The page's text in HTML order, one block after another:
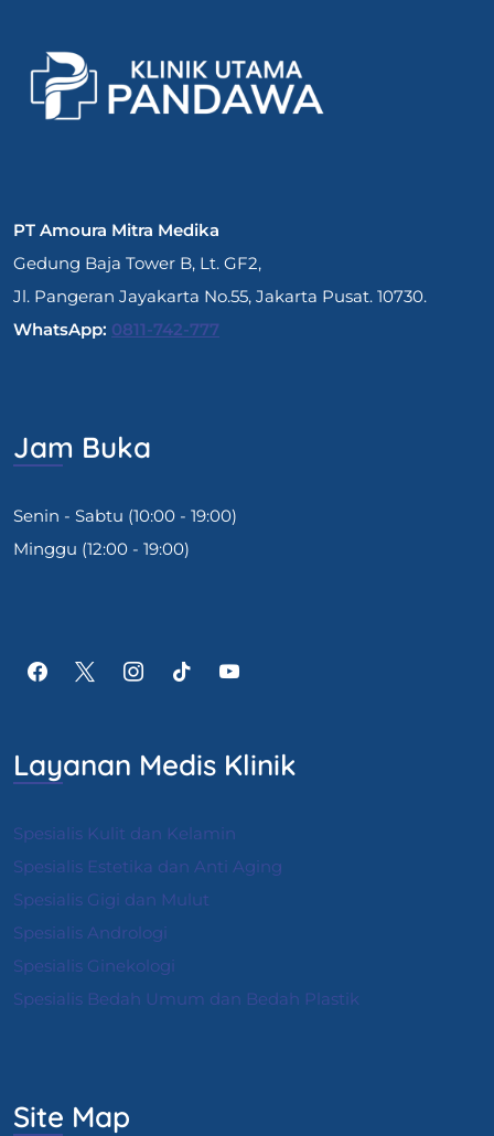
PT Amoura Mitra Medika
Gedung Baja Tower B, Lt. GF2,
Jl. Pangeran Jayakarta No.55, Jakarta Pusat. 10730.
WhatsApp: 0811-742-777
Jam Buka
Senin - Sabtu (10:00 - 19:00)
Minggu (12:00 - 19:00)
Layanan Medis Klinik
Spesialis Kulit dan Kelamin
Spesialis Estetika dan Anti Aging
Spesialis Gigi dan Mulut
Spesialis Andrologi
Spesialis Ginekologi
Spesialis Bedah Umum dan Bedah Plastik
Site Map